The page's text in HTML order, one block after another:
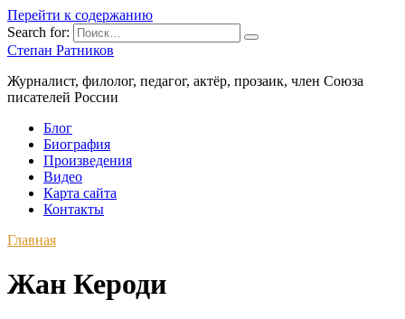
Перейти к содержанию
Search for:
Степан Ратников
Журналист, филолог, педагог, актёр, прозаик, член Союза
писателей России
Блог
Биография
Произведения
Видео
Карта сайта
Контакты
Главная
Жан Кероди